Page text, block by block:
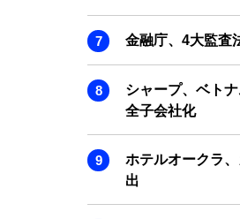
金融庁、4大監査
シャープ、ベト
全子会社化
ホテルオークラ
出